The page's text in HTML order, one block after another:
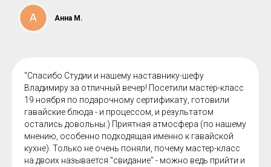
Анна М.
"Спасибо Студии и нашему наставнику-шефу
Владимиру за отличный вечер! Посетили мастер-класс
19 ноября по подарочному сертификату, готовили
гавайские блюда - и процессом, и результатом
остались довольны:) Приятная атмосфера (по нашему
мнению, особенно подходящая именно к гавайской
кухне). Только не очень поняли, почему мастер-класс
на двоих называется "свидание" - можно ведь прийти и